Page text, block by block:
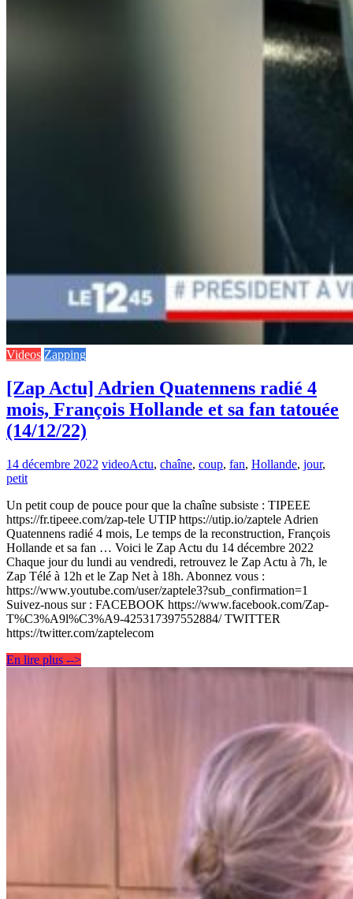
Videos Zapping
[Zap Actu] Adrien Quatennens radié 4
mois, François Hollande et sa fan tatouée
(14/12/22)
14 décembre 2022 videoActu, chaîne, coup, fan, Hollande, jour,
petit
Un petit coup de pouce pour que la chaîne subsiste : TIPEEE
https://fr.tipeee.com/zap-tele UTIP https://utip.io/zaptele Adrien
Quatennens radié 4 mois, Le temps de la reconstruction, François
Hollande et sa fan … Voici le Zap Actu du 14 décembre 2022
Chaque jour du lundi au vendredi, retrouvez le Zap Actu à 7h, le
Zap Télé à 12h et le Zap Net à 18h. Abonnez vous :
https://www.youtube.com/user/zaptele3?sub_confirmation=1
Suivez-nous sur : FACEBOOK https://www.facebook.com/Zap-
T%C3%A9l%C3%A9-425317397552884/ TWITTER
https://twitter.com/zaptelecom
En lire plus -->